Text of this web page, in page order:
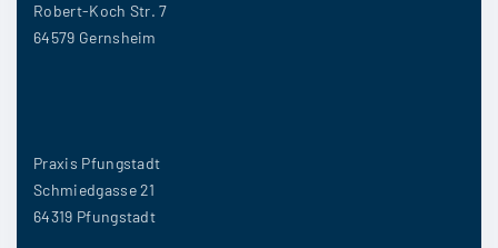
Robert-Koch Str. 7
64579 Gernsheim
Praxis Pfungstadt
Schmiedgasse 21
64319 Pfungstadt